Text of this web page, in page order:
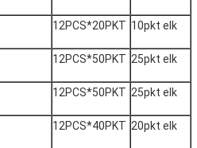
12PCS*20PKT 10pkt elk
12PCS*50PKT 25pkt elk
12PCS*50PKT 25pkt elk
12PCS*40PKT 20pkt elk